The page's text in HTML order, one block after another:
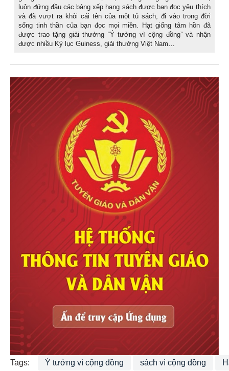
luôn đứng đầu các bảng xếp hạng sách được bạn đọc yêu thích
và đã vượt ra khỏi cái tên của một tủ sách, đi vào trong đời
sống tinh thần của bạn đọc mọi miền. Hạt giống tâm hồn đã
được trao tặng giải thưởng “Ý tưởng vì cộng đồng” và nhận
được nhiều Kỷ lục Guiness, giải thưởng Việt Nam…
Tags: Ý tưởng vì cộng đồng sách vì cộng đồng